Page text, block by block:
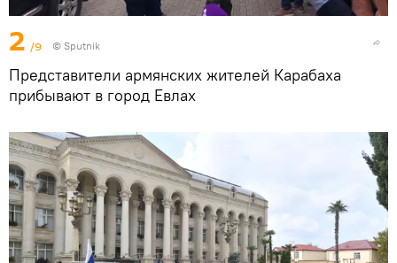
2 /9 © Sputnik
Представители армянских жителей Карабаха
прибывают в город Евлах